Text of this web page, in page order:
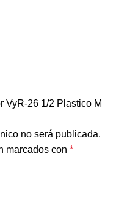
VyR-26 1/2 Plastico M
no será publicada.
marcados con *